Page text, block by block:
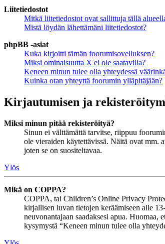
Liitetiedostot
Mitkä liitetiedostot ovat sallittuja tällä
Mistä löydän lähettämäni liitetiedostot?
phpBB -asiat
Kuka kirjoitti tämän foorumisovelluksen?
Miksi ominaisuutta X ei ole saatavilla?
Keneen minun tulee olla yhteydessä
Kuinka otan yhteyttä foorumin ylläpitäjään?
Kirjautumisen ja
Miksi minun pitää rekisteröityä?
Sinun ei välttämättä tarvitse, riippuu
ole vieraiden käytettävissä. Näitä ovat mm.
joten se on suositeltavaa.
Ylös
Mikä on COPPA?
COPPA, tai Children’s Online Privacy
kirjallisen luvan tietojen keräämiseen alle
neuvonantajaan saadaksesi apua.
kysymystä “Keneen minun tulee olla